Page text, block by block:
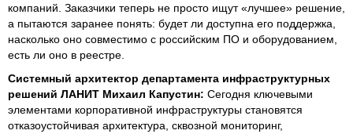
компаний. Заказчики теперь не просто ищут «лучшее» решение,
а пытаются заранее понять: будет ли доступна его поддержка,
насколько оно совместимо с российским ПО и оборудованием,
есть ли оно в реестре.
Системный архитектор департамента инфраструктурных
решений ЛАНИТ Михаил Капустин: Сегодня ключевыми
элементами корпоративной инфраструктуры становятся
отказоустойчивая архитектура, сквозной мониторинг,